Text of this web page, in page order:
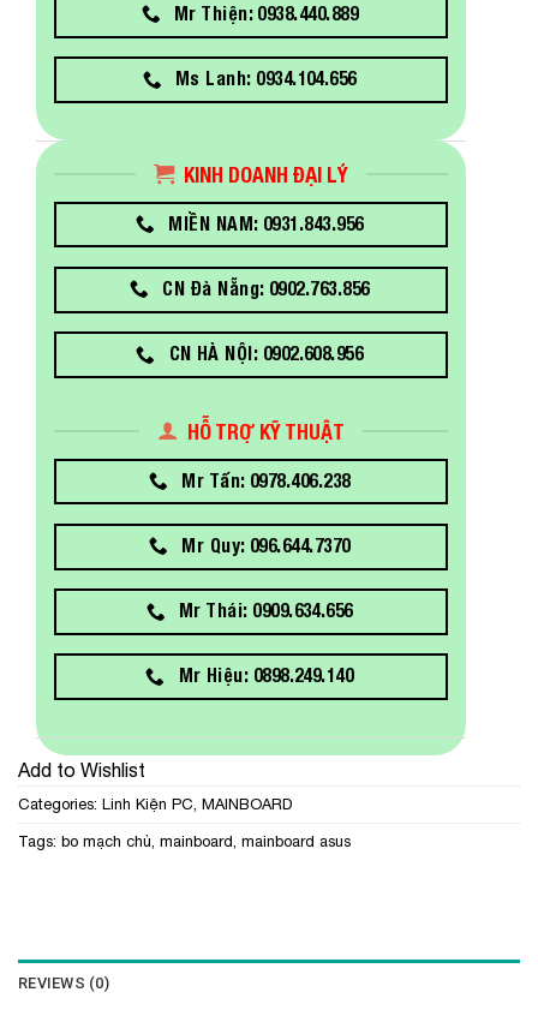
Mr Thiện: 0938.440.889
Ms Lanh: 0934.104.656
KINH DOANH ĐẠI LÝ
MIỀN NAM: 0931.843.956
CN Đà Nẵng: 0902.763.856
CN HÀ NỘI: 0902.608.956
HỖ TRỢ KỸ THUẬT
Mr Tấn: 0978.406.238
Mr Quy: 096.644.7370
Mr Thái: 0909.634.656
Mr Hiệu: 0898.249.140
Add to Wishlist
Categories: Linh Kiện PC MAINBOARD
Tags: bo mạch chủ mainboard mainboard asus
REVIEWS (0)